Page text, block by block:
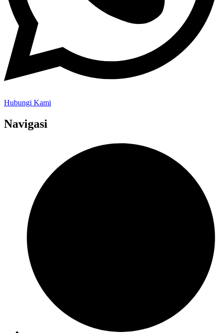
Hubungi Kami
Navigasi